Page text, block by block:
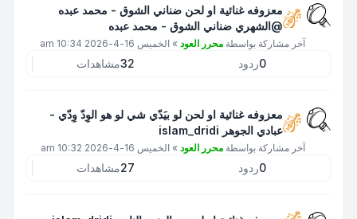
معزوفه غنائية او لحن ضناني الشوق - محمد عبده
@الشهري ضناني الشوق - محمد عبده
آخر مشاركة بواسطة محرر العود » الخميس 16-4-2026 10:34 am
0ردود 32مشاهدات
معزوفه غنائية او لحن لو بيَدّي شي لو هو الوِدّ وِدّي -
عبادي الجوهر islam_dridi
آخر مشاركة بواسطة محرر العود » الخميس 16-4-2026 10:32 am
0ردود 27مشاهدات